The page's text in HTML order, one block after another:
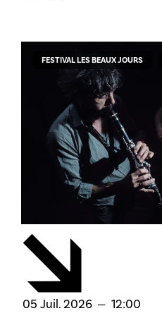
05 juillet
Juil. 2026 12:00
FESTIVAL LES BEAUX JOURS